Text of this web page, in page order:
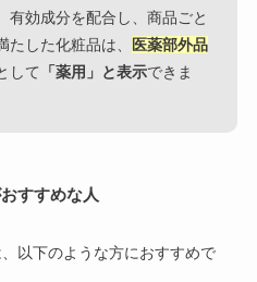
有効成分を配合し、商品ごと
たした化粧品は、 医薬部外品
して 「薬用」と表示できま
すすめな人
以下のような方におすすめで